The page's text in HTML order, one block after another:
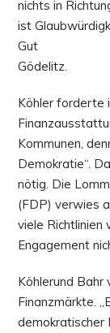
nichts in
ist
Gut
Gödelitz.
Köhler forderte
Kommunen,
Demokratie“.
nötig. Die
(FDP) verwies
viele Richtlinien
Engagement
Köhlerund Bahr
Finanzmärkte.
demokratischer